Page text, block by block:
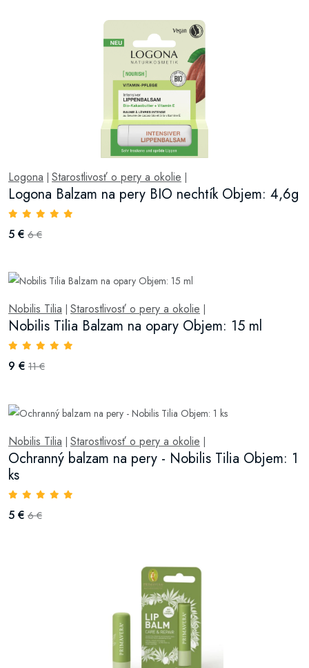
Logona | Starostlivosť o pery a okolie |
Logona Balzam na pery BIO nechtík Objem: 4,6g
5 € 6 €
Nobilis Tilia Starostlivosť o pery a okolie
Nobilis Tilia Balzam na opary Objem: 15 ml
9 € 11 €
Nobilis Tilia Starostlivosť o pery a okolie
Ochranný balzam na pery - Nobilis Tilia Objem: 1
ks
5 € 6 €